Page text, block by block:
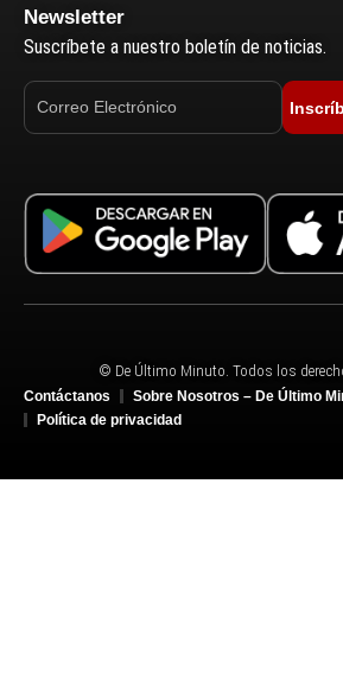
Newsletter
Suscríbete a nuestro boletín de noticias.
© De Último Minuto. Todos los
Contáctanos
Sobre Nosotros – De Último
Política de privacidad